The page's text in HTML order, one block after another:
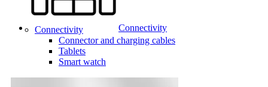
Connectivity
Connectivity
Connector and charging cables
Tablets
Smart watch